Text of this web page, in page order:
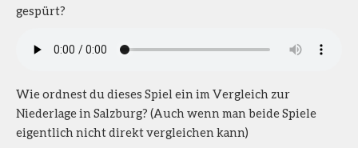
gespürt?
Wie ordnest du dieses Spiel ein im Vergleich zur
Niederlage in Salzburg? (Auch wenn man beide Spiele
eigentlich nicht direkt vergleichen kann)